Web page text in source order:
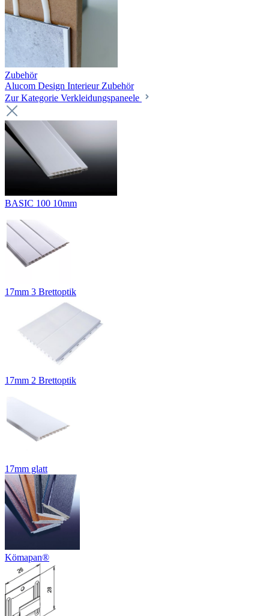
Zubehör
Alucom Design Interieur Zubehör
Zur Kategorie Verkleidungspaneele
BASIC 100 10mm
17mm 3 Brettoptik
17mm 2 Brettoptik
17mm glatt
Kömapan®